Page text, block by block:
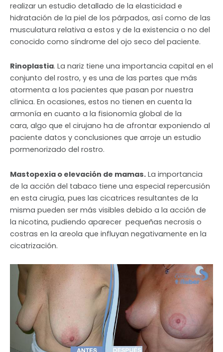
realizar un estudio detallado de la elasticidad e
hidratación de la piel de los párpados, así como de las
musculatura relativa a estos y de la existencia o no del
conocido como síndrome del ojo seco del paciente.
Rinoplastia. La nariz tiene una importancia capital en el
conjunto del rostro, y es una de las partes que más
atormenta a los pacientes que pasan por nuestra
clínica. En ocasiones, estos no tienen en cuenta la
armonía en cuanto a la fisionomía global de la
cara, algo que el cirujano ha de afrontar exponiendo al
paciente datos y conclusiones que arroje un estudio
pormenorizado del rostro.
Mastopexia o elevación de mamas. La importancia
de la acción del tabaco tiene una especial repercusión
en esta cirugía, pues las cicatrices resultantes de la
misma pueden ser más visibles debido a la acción de
la nicotina, pudiendo aparecer pequeñas necrosis o
costras en la areola que influyan negativamente en la
cicatrización.